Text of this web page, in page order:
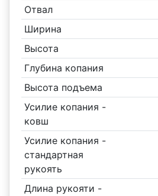
Отвал
Ширина
Высота
Глубина копания
Высота подъема
Усилие копания -
ковш
Усилие копания -
стандартная
рукоять
Длина рукояти -